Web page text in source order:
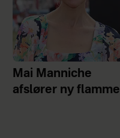
Mai Manniche
afslører ny flamme